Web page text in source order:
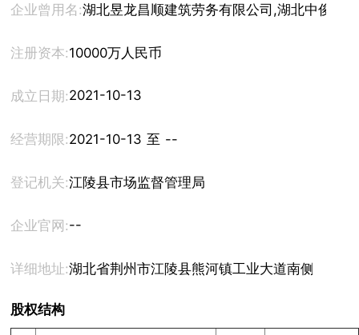
企业曾用名:湖北昱龙昌顺建筑劳务有限公司,湖北中俊建
注册资本:10000万人民币
成立日期:2021-10-13
经营期限: 2021-10-13 至 --
登记机关:江陵县市场监督管理局
企业官网:--
详细地址:湖北省荆州市江陵县熊河镇工业大道南侧38号
股权结构